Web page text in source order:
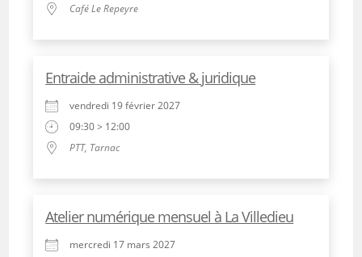
Café Le Repeyre
Entraide administrative & juridique
vendredi 19 février 2027
09:30 > 12:00
PTT, Tarnac
Atelier numérique mensuel à La Villedieu
mercredi 17 mars 2027